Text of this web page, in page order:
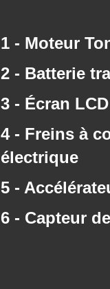
1 - Moteur
2 - Batterie
3 - Écran LCD
4 - Freins à
électrique
5 -
6 - Capteur